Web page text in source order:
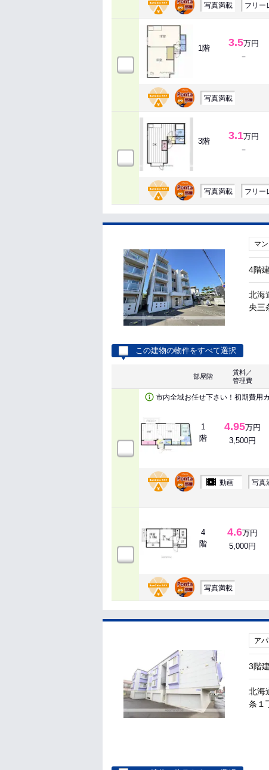
写真満載 フリー
1階 3.5万円
－
写真満載
3階 3.1万円
－
写真満載 フリー
マ
4階
北海
央三
この建物の物件をすべて選択
部屋階
賃料／
管理費
市内全域お任せ下さい！初期費用
1
階
4.95万円
3,500円
動画 写真
4
階
4.6万円
5,000円
写真満載
ア
3階
北海
条１